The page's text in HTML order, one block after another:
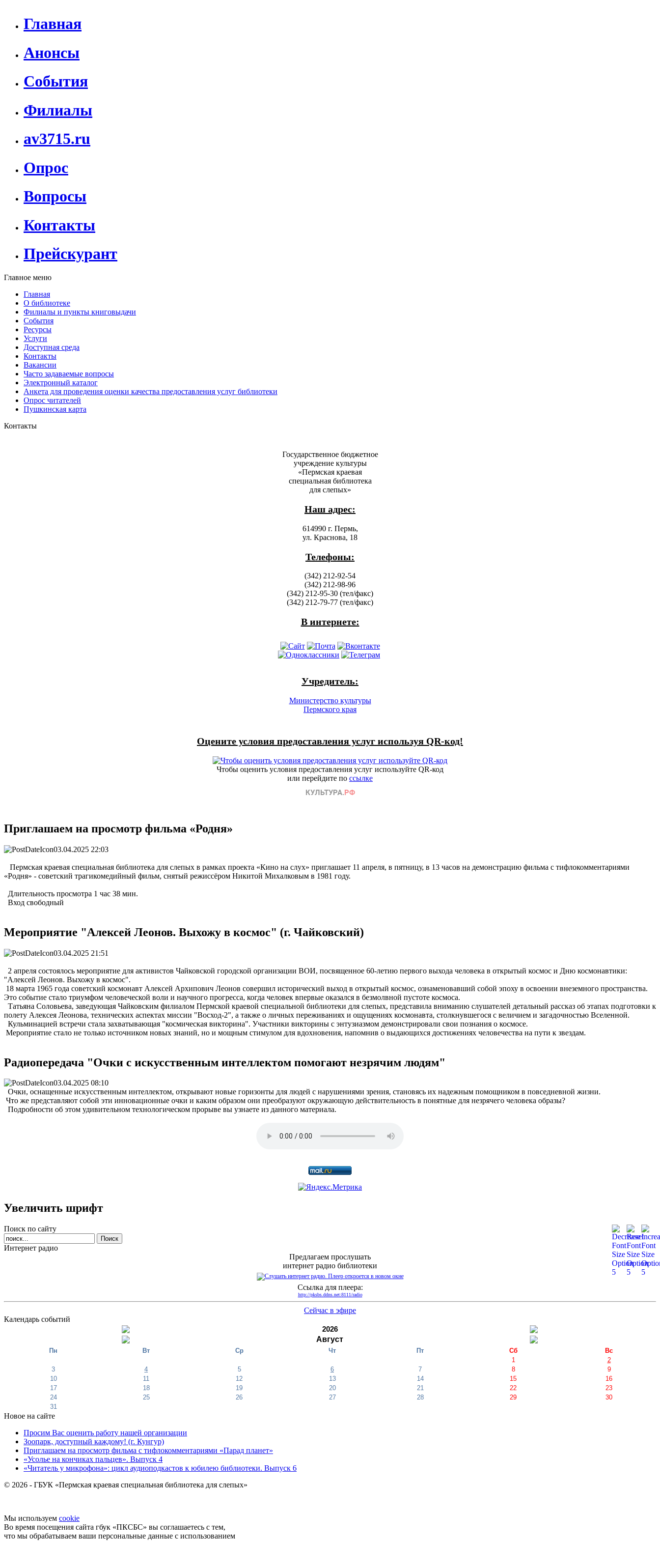
Главная
Анонсы
События
Филиалы
av3715.ru
Опрос
Вопросы
Контакты
Прейскурант
Главное меню
Главная
О библиотеке
Филиалы и пункты книговыдачи
События
Ресурсы
Услуги
Доступная среда
Контакты
Вакансии
Часто задаваемые вопросы
Электронный каталог
Анкета для проведения оценки качества предоставления услуг библиотеки
Опрос читателей
Пушкинская карта
Контакты
Государственное бюджетное
учреждение культуры
«Пермская краевая
специальная библиотека
для слепых»
Наш адрес:
614990 г. Пермь,
ул. Краснова, 18
Телефоны:
(342) 212-92-54
(342) 212-98-96
(342) 212-95-30 (тел/факс)
(342) 212-79-77 (тел/факс)
В интернете:
Учредитель:
Министерство культуры
Пермского края
Оцените условия предоставления услуг используя QR-код!
Чтобы оценить условия предоставления услуг используйте QR-код
или перейдите по ссылке
Приглашаем на просмотр фильма «Родня»
03.04.2025 22:03
Пермская краевая специальная библиотека для слепых в рамках проекта «Кино на слух» приглашает 11 апреля, в пятницу, в 13 часов на демонстрацию фильма с тифлокомментариями
«Родня» - советский трагикомедийный фильм, снятый режиссёром Никитой Михалковым в 1981 году.
Длительность просмотра 1 час 38 мин.
Вход свободный
Мероприятие "Алексей Леонов. Выхожу в космос" (г. Чайковский)
03.04.2025 21:51
2 апреля состоялось мероприятие для активистов Чайковской городской организации ВОИ, посвященное 60-летию первого выхода человека в открытый космос и Дню космонавтики:
"Алексей Леонов. Выхожу в космос".
18 марта 1965 года советский космонавт Алексей Архипович Леонов совершил исторический выход в открытый космос, ознаменовавший собой эпоху в освоении внеземного пространства.
Это событие стало триумфом человеческой воли и научного прогресса, когда человек впервые оказался в безмолвной пустоте космоса.
Татьяна Соловьева, заведующая Чайковским филиалом Пермской краевой специальной библиотеки для слепых, представила вниманию слушателей детальный рассказ об этапах подготовки к
полету Алексея Леонова, технических аспектах миссии "Восход-2", а также о личных переживаниях и ощущениях космонавта, столкнувшегося с величием и загадочностью Вселенной.
Кульминацией встречи стала захватывающая "космическая викторина". Участники викторины с энтузиазмом демонстрировали свои познания о космосе.
Мероприятие стало не только источником новых знаний, но и мощным стимулом для вдохновения, напомнив о выдающихся достижениях человечества на пути к звездам.
Радиопередача "Очки с искусственным интеллектом помогают незрячим людям"
03.04.2025 08:10
Очки, оснащенные искусственным интеллектом, открывают новые горизонты для людей с нарушениями зрения, становясь их надежным помощником в повседневной жизни.
Что же представляют собой эти инновационные очки и каким образом они преобразуют окружающую действительность в понятные для незрячего человека образы?
Подробности об этом удивительном технологическом прорыве вы узнаете из данного материала.
Увеличить шрифт
Поиск по сайту
Интернет радио
Предлагаем прослушать
интернет радио библиотеки
Ссылка для плеера:
http://pksbs.ddns.net:8111/radio
Сейчас в эфире
Календарь событий
2026
Август
Пн Вт Ср Чт Пт Сб
Вс
1
2
3
4 5 6 7 8
9
10
11 12 13 14 15
16
17
18 19 20 21 22
23
24
25 26 27 28 29
30
31
Новое на сайте
Просим Вас оценить работу нашей организации
Зоопарк, доступный каждому! (г. Кунгур)
Приглашаем на просмотр фильма с тифлокомментариями «Парад планет»
«Усолье на кончиках пальцев». Выпуск 4
«Читатель у микрофона»: цикл аудиоподкастов к юбилею библиотеки. Выпуск 6
© 2026 - ГБУК «Пермская краевая специальная библиотека для слепых»
Мы используем cookie
Во время посещения сайта гбук «ПКСБС» вы соглашаетесь с тем,
что мы обрабатываем ваши персональные данные с использованием